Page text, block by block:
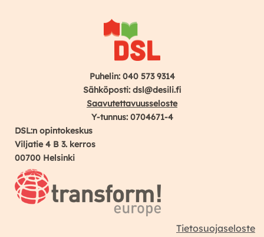
Puhelin: 040 573 9314
Sähköposti: dsl@desili.fi
Saavutettavuusseloste
Y-tunnus: 0704671-4
DSL:n opintokeskus
Viljatie 4 B 3. kerros
00700 Helsinki
Tietosuojaseloste